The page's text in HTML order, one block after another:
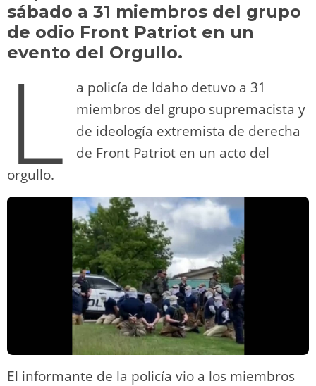
n
p o
k
k
sábado a 31 miembros del grupo
de odio Front Patriot en un
evento del Orgullo.
L
a policía de Idaho detuvo a 31
miembros del grupo supremacista y
de ideología extremista de derecha
de Front Patriot en un acto del
orgullo.
El informante de la policía vio a los miembros